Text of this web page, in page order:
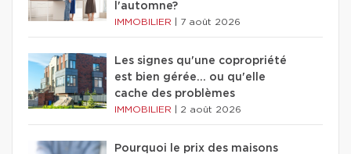
l'automne?
IMMOBILIER 7 août 2026
Les signes qu'une copropriété
est bien gérée… ou qu'elle
cache des problèmes
IMMOBILIER 2 août 2026
Pourquoi le prix des maisons